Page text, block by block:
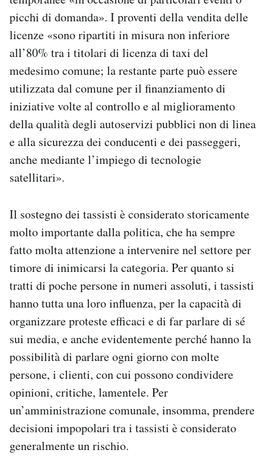
picchi di domanda». I proventi della vendita delle
licenze «sono ripartiti in misura non inferiore
all’80% tra i titolari di licenza di taxi del
medesimo comune; la restante parte può essere
utilizzata dal comune per il finanziamento di
iniziative volte al controllo e al miglioramento
della qualità degli autoservizi pubblici non di linea
e alla sicurezza dei conducenti e dei passeggeri,
anche mediante l’impiego di tecnologie
satellitari».
Il sostegno dei tassisti è considerato storicamente
molto importante dalla politica, che ha sempre
fatto molta attenzione a intervenire nel settore per
timore di inimicarsi la categoria. Per quanto si
tratti di poche persone in numeri assoluti, i tassisti
hanno tutta una loro influenza, per la capacità di
organizzare proteste efficaci e di far parlare di sé
sui media, e anche evidentemente perché hanno la
possibilità di parlare ogni giorno con molte
persone, i clienti, con cui possono condividere
opinioni, critiche, lamentele. Per
un’amministrazione comunale, insomma, prendere
decisioni impopolari tra i tassisti è considerato
generalmente un rischio.